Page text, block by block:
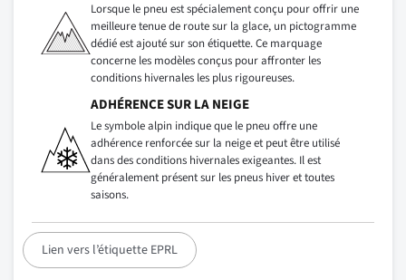
Lorsque le pneu est spécialement conçu pour offrir une
meilleure tenue de route sur la glace, un pictogramme
dédié est ajouté sur son étiquette. Ce marquage
concerne les modèles conçus pour affronter les
conditions hivernales les plus rigoureuses.
ADHÉRENCE SUR LA NEIGE
Le symbole alpin indique que le pneu offre une
adhérence renforcée sur la neige et peut être utilisé
dans des conditions hivernales exigeantes. Il est
généralement présent sur les pneus hiver et toutes
saisons.
Lien vers l’étiquette EPRL